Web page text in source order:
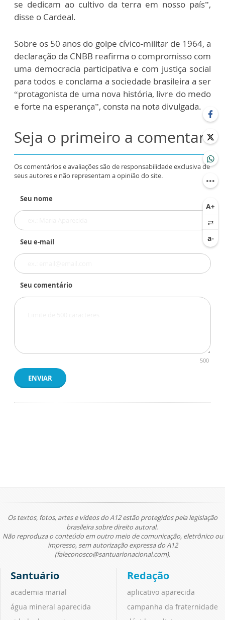
se dedicam ao cultivo da terra em nosso país”,
disse o Cardeal.
Sobre os 50 anos do golpe cívico-militar de 1964, a
declaração da CNBB reafirma o compromisso com
uma democracia participativa e com justiça social
para todos e conclama a sociedade brasileira a ser
“protagonista de uma nova história, livre do medo
e forte na esperança”, consta na nota divulgada.
Seja o primeiro a comentar
Os comentários e avaliações são de responsabilidade exclusiva de
seus autores e não representam a opinião do site.
Seu nome
Seu e-mail
Seu comentário
500
ENVIAR
Os textos, fotos, artes e vídeos do A12 estão protegidos pela legislação
brasileira sobre direito autoral.
Não reproduza o conteúdo em outro meio de comunicação, eletrônico ou
impresso, sem autorização expressa do A12
(faleconosco@santuarionacional.com).
Santuário
academia marial
água mineral aparecida
Redação
aplicativo aparecida
campanha da fraternidade